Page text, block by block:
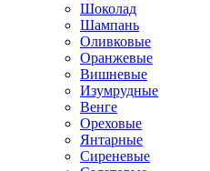
Шоколад
Шампань
Оливковые
Оранжевые
Вишневые
Изумрудные
Венге
Ореховые
Янтарные
Сиреневые